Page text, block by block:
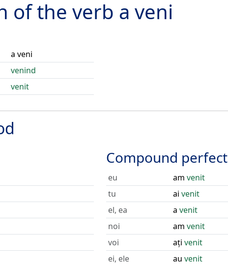
of the verb a veni
a veni
venind
venit
Compound perfect
eu am venit
tu
ai venit
el, ea
a venit
noi
am venit
voi
ați venit
ei, ele
au venit